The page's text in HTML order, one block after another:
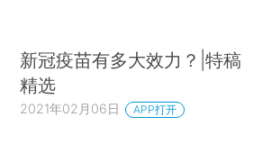
新冠疫苗有多大效力？|特稿
精选
2021年02月06日 APP打开